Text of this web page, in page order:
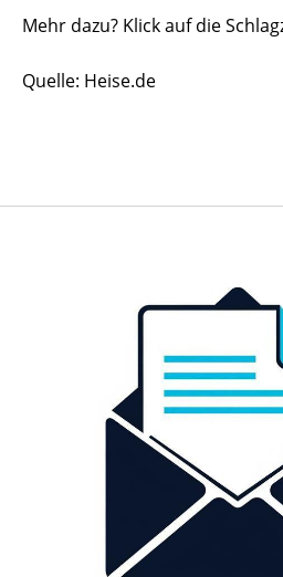
Mehr dazu? Klick auf die
Quelle: Heise.de